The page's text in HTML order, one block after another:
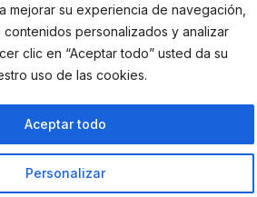
mejorar su experiencia de navegación,
contenidos personalizados y analizar
clic en “Aceptar todo” usted da su
uso de las cookies.
Personalizar
Aceptar todo